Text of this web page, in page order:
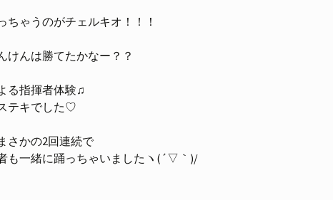
ちゃうのがチェルキオ！！！
けんは勝てたかなー？？
る指揮者体験♫
テキでした♡
さかの2回連続で
も一緒に踊っちゃいましたヽ(´▽｀)/